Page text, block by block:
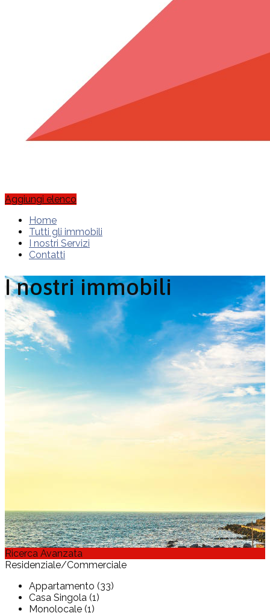
Aggiungi elenco
Home
Tutti gli immobili
I nostri Servizi
Contatti
I nostri immobili
Ricerca Avanzata
Residenziale/Commerciale
Appartamento (33)
Casa Singola (1)
Monolocale (1)